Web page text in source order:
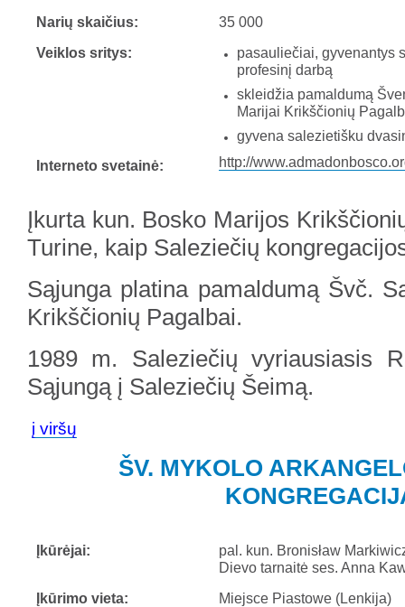
Narių skaičius:
Veiklos sritys:
Interneto svetainė:
35 000
pasauliečiai, gyvenantys
profesinį darbą
skleidžia pamaldumą
Marijai Krikščionių
gyvena salezietišku
http://
Įkurta kun. Bosko Marijos
Turine, kaip Saleziečių
Sąjunga platina pamaldumą Švč.
Krikščionių Pagalbai.
1989 m. Saleziečių vyriausiasis
Sąjungą į Saleziečių Šeimą.
į viršų
ŠV. MYKOLO
Įkūrėjai:
Įkūrimo vieta:
pal. kun. Bronisław
Dievo tarnaitė ses. Anna
Miejsce Piastowe (Lenkija)